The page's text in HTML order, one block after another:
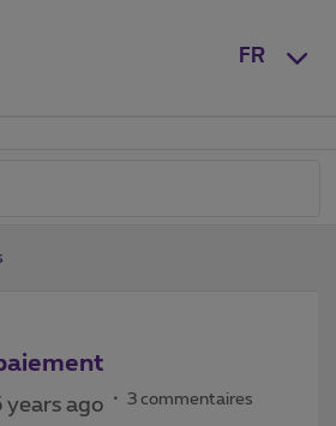
FR
ago 3 commentaires